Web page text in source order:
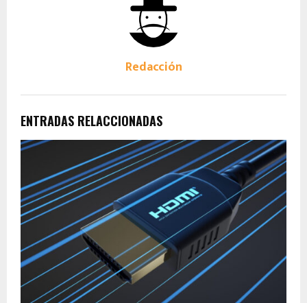
Redacción
ENTRADAS RELACCIONADAS